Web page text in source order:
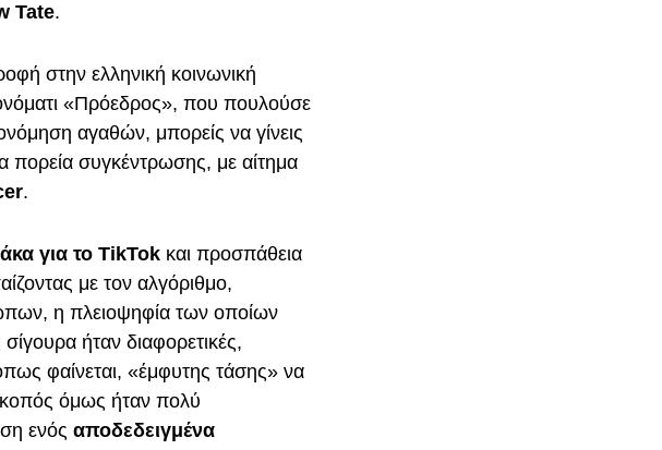
Tate.
στην ελληνική κοινωνική
«Πρόεδρος», που πουλούσε
αγαθών, μπορείς να γίνεις
πορεία συγκέντρωσης, με αίτημα
.
για το TikTok και προσπάθεια
με τον αλγόριθμο,
η πλειοψηφία των οποίων
ήταν διαφορετικές,
φαίνεται, «έμφυτης τάσης» να
όμως ήταν πολύ
ενός αποδεδειγμένα